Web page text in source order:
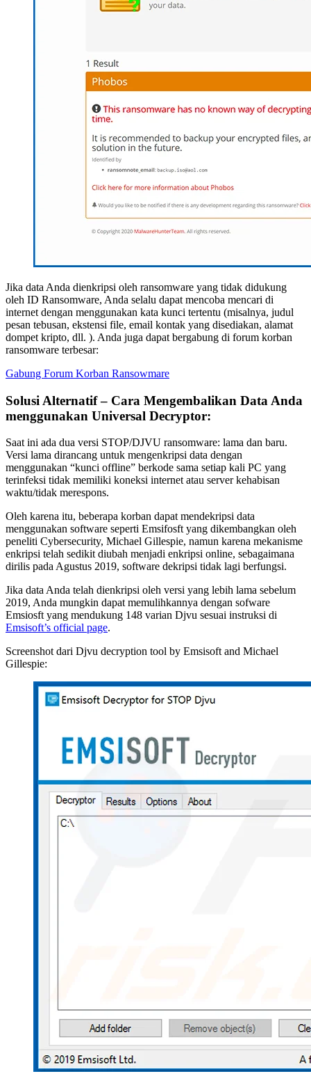
Jika data Anda dienkripsi oleh ransomware yang tidak didukung
oleh ID Ransomware, Anda selalu dapat mencoba mencari di
internet dengan menggunakan kata kunci tertentu (misalnya, judul
pesan tebusan, ekstensi file, email kontak yang disediakan, alamat
dompet kripto, dll. ). Anda juga dapat bergabung di forum korban
ransomware terbesar:
Gabung Forum Korban Ransowmare
Solusi Alternatif – Cara Mengembalikan Data Anda
menggunakan Universal Decryptor:
Saat ini ada dua versi STOP/DJVU ransomware: lama dan baru.
Versi lama dirancang untuk mengenkripsi data dengan
menggunakan “kunci offline” berkode sama setiap kali PC yang
terinfeksi tidak memiliki koneksi internet atau server kehabisan
waktu/tidak merespons.
Oleh karena itu, beberapa korban dapat mendekripsi data
menggunakan software seperti Emsifosft yang dikembangkan oleh
peneliti Cybersecurity, Michael Gillespie, namun karena mekanisme
enkripsi telah sedikit diubah menjadi enkripsi online, sebagaimana
dirilis pada Agustus 2019, software dekripsi tidak lagi berfungsi.
Jika data Anda telah dienkripsi oleh versi yang lebih lama sebelum
2019, Anda mungkin dapat memulihkannya dengan sofware
Emsiosft yang mendukung 148 varian Djvu sesuai instruksi di
Emsisoft’s official page.
Screenshot dari Djvu decryption tool by Emsisoft and Michael
Gillespie: